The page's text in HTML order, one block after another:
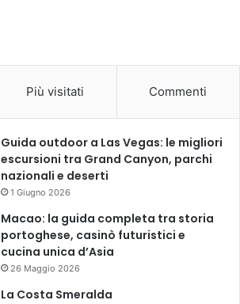
Più visitati Commenti
Guida outdoor a Las Vegas: le migliori
escursioni tra Grand Canyon, parchi
nazionali e deserti
1 Giugno 2026
Macao: la guida completa tra storia
portoghese, casinò futuristici e
cucina unica d’Asia
26 Maggio 2026
La Costa Smeralda